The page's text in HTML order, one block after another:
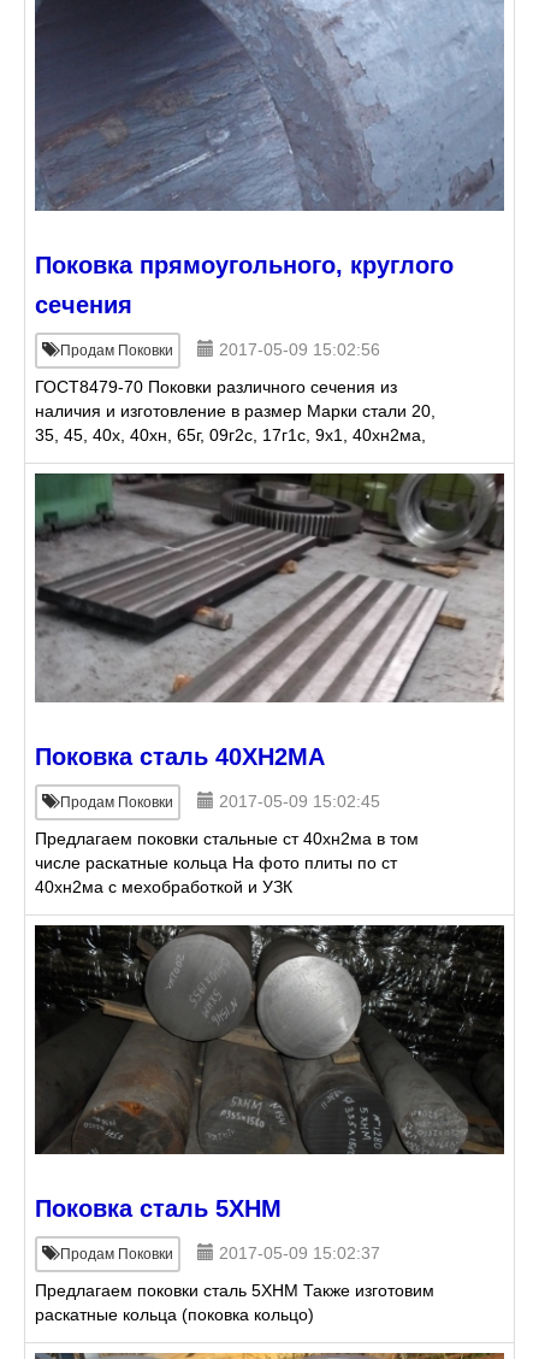
Поковка прямоугольного, круглого
сечения
Продам Поковки
2017-05-09 15:02:56
ГОСТ8479-70 Поковки различного сечения из
наличия и изготовление в размер Марки стали 20,
35, 45, 40х, 40хн, 65г, 09г2с, 17г1с, 9х1, 40хн2ма,
5хнм, 4х5мфс,, 4х5мф1с и др. Изготовим раскатные
Поковка сталь 40ХН2МА
Продам Поковки
2017-05-09 15:02:45
Предлагаем поковки стальные ст 40хн2ма в том
числе раскатные кольца На фото плиты по ст
40хн2ма с мехобработкой и УЗК
Поковка сталь 5ХНМ
Продам Поковки
2017-05-09 15:02:37
Предлагаем поковки сталь 5ХНМ Также изготовим
раскатные кольца (поковка кольцо)